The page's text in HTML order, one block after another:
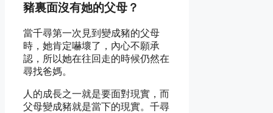
豬裏面沒有她的父母？
當千尋第一次見到變成豬的父母
時，她肯定嚇壞了，內心不願承
認，所以她在往回走的時候仍然在
尋找爸媽。
人的成長之一就是要面對現實，而
父母變成豬就是當下的現實。千尋